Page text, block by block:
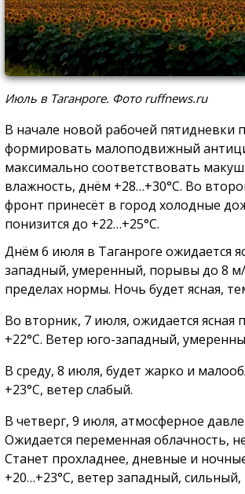
Июль в Таганроге. Фото ruffnews.ru
В начале новой рабочей пятидневки
формировать малоподвижный
максимально соответствовать
влажность, днём +28…+30°С. Во
фронт принесёт в город холодные
понизится до +22…+25°С.
Днём 6 июля в Таганроге ожидается
западный, умеренный, порывы до 8
пределах нормы. Ночь будет ясная,
Во вторник, 7 июля, ожидается
+22°С. Ветер юго-западный,
В среду, 8 июля, будет жарко и
+23°С, ветер слабый.
В четверг, 9 июля, атмосферное
Ожидается переменная облачность,
Станет прохладнее, дневные и
+20…+23°С, ветер западный,